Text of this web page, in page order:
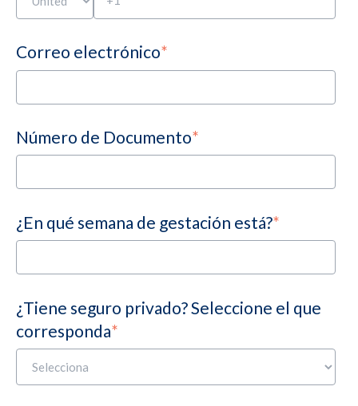
Correo electrónico*
Número de Documento*
¿En qué semana de gestación está?*
¿Tiene seguro privado? Seleccione el que
corresponda*